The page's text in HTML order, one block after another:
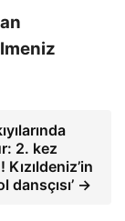
2. kez
dansçısı’ →